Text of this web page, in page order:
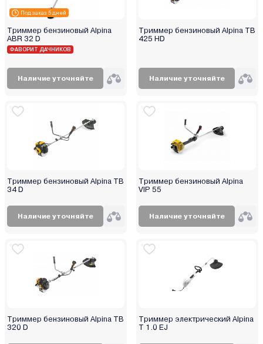
Под заказ 5 дней
Триммер бензиновый Alpina
ABR 32 D
ФАВОРИТ ДАЧНИКОВ
Наличие уточняйте
Триммер бензиновый Alpina TB
425 HD
Наличие уточняйте
Триммер бензиновый Alpina TB
34 D
Наличие уточняйте
Триммер бензиновый Alpina
VIP 55
Наличие уточняйте
Триммер бензиновый Alpina TB
320 D
Триммер электрический Alpina
T 1.0 EJ